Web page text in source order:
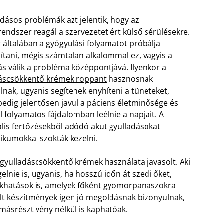
problémák azt jelentik, hogy az
reagál a szervezetet ért külső sérülésekre.
általában a gyógyulási folyamatot próbálja
mégis számtalan alkalommal ez, vagyis a
válik a probléma középpontjává. Ilyenkor a
krémek roppant hasznosnak
ugyanis segítenek enyhíteni a tüneteket,
jelentősen javul a páciens életminősége és
folyamatos fájdalomban leélnie a napjait. A
fertőzésekből adódó akut gyulladásokat
szokták kezelni.
krémek használata javasolt. Aki
is, ugyanis, ha hosszú időn át szedi őket,
is, amelyek főként gyomorpanaszokra
készítmények igen jó megoldásnak bizonyulnak,
vény nélkül is kaphatóak.